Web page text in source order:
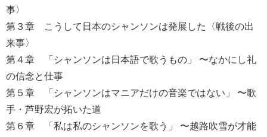
事〉
第３章 こうして日本のシャンソンは発展した〈戦後の出
来事〉
第４章 「シャンソンは日本語で歌うもの」 〜なかにし礼
の信念と仕事
第５章 「シャンソンはマニアだけの音楽ではない」 〜歌
手・芦野宏が拓いた道
第６章 「私は私のシャンソンを歌う」 〜越路吹雪が才能